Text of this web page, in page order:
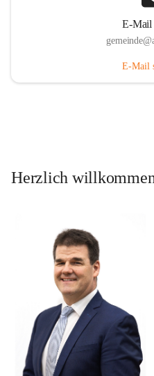
E-Mail
E-Mail
Herzlich